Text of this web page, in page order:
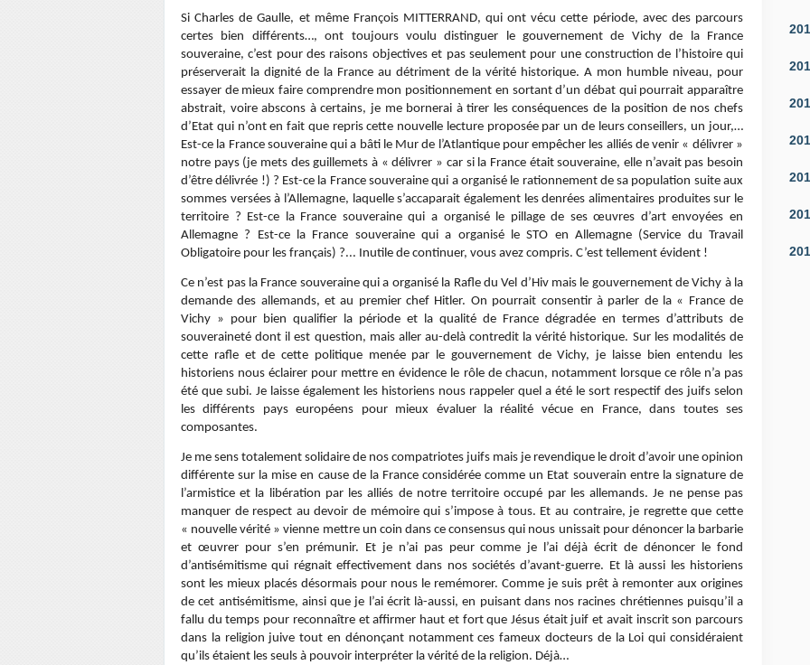
Si Charles de Gaulle, et même François MITTERRAND, qui ont vécu cette période, avec des parcours
certes bien différents…, ont toujours voulu distinguer le gouvernement de Vichy de la France
souveraine, c’est pour des raisons objectives et pas seulement pour une construction de l’histoire qui
préserverait la dignité de la France au détriment de la vérité historique. A mon humble niveau, pour
essayer de mieux faire comprendre mon positionnement en sortant d’un débat qui pourrait apparaître
abstrait, voire abscons à certains, je me bornerai à tirer les conséquences de la position de nos chefs
d’Etat qui n’ont en fait que repris cette nouvelle lecture proposée par un de leurs conseillers, un jour,…
Est-ce la France souveraine qui a bâti le Mur de l’Atlantique pour empêcher les alliés de venir « délivrer »
notre pays (je mets des guillemets à « délivrer » car si la France était souveraine, elle n’avait pas besoin
d’être délivrée !) ? Est-ce la France souveraine qui a organisé le rationnement de sa population suite aux
sommes versées à l’Allemagne, laquelle s’accaparait également les denrées alimentaires produites sur le
territoire ? Est-ce la France souveraine qui a organisé le pillage de ses œuvres d’art envoyées en
Allemagne ? Est-ce la France souveraine qui a organisé le STO en Allemagne (Service du Travail
Obligatoire pour les français) ?... Inutile de continuer, vous avez compris. C’est tellement évident !
Ce n’est pas la France souveraine qui a organisé la Rafle du Vel d’Hiv mais le gouvernement de Vichy à la
demande des allemands, et au premier chef Hitler. On pourrait consentir à parler de la « France de
Vichy » pour bien qualifier la période et la qualité de France dégradée en termes d’attributs de
souveraineté dont il est question, mais aller au-delà contredit la vérité historique. Sur les modalités de
cette rafle et de cette politique menée par le gouvernement de Vichy, je laisse bien entendu les
historiens nous éclairer pour mettre en évidence le rôle de chacun, notamment lorsque ce rôle n’a pas
été que subi. Je laisse également les historiens nous rappeler quel a été le sort respectif des juifs selon
les différents pays européens pour mieux évaluer la réalité vécue en France, dans toutes ses
composantes.
Je me sens totalement solidaire de nos compatriotes juifs mais je revendique le droit d’avoir une opinion
différente sur la mise en cause de la France considérée comme un Etat souverain entre la signature de
l’armistice et la libération par les alliés de notre territoire occupé par les allemands. Je ne pense pas
manquer de respect au devoir de mémoire qui s’impose à tous. Et au contraire, je regrette que cette
« nouvelle vérité » vienne mettre un coin dans ce consensus qui nous unissait pour dénoncer la barbarie
et œuvrer pour s’en prémunir. Et je n’ai pas peur comme je l’ai déjà écrit de dénoncer le fond
d’antisémitisme qui régnait effectivement dans nos sociétés d’avant-guerre. Et là aussi les historiens
sont les mieux placés désormais pour nous le remémorer. Comme je suis prêt à remonter aux origines
de cet antisémitisme, ainsi que je l’ai écrit là-aussi, en puisant dans nos racines chrétiennes puisqu’il a
fallu du temps pour reconnaître et affirmer haut et fort que Jésus était juif et avait inscrit son parcours
dans la religion juive tout en dénonçant notamment ces fameux docteurs de la Loi qui considéraient
qu’ils étaient les seuls à pouvoir interpréter la vérité de la religion. Déjà…